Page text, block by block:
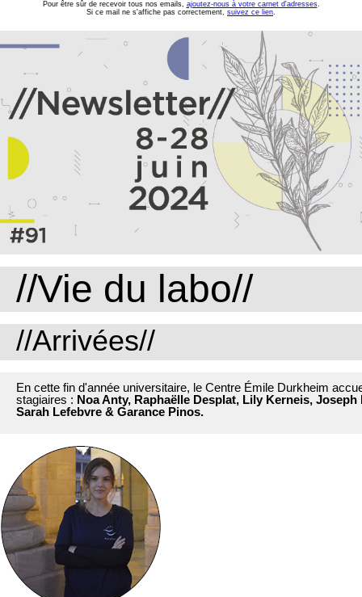
Pour être sûr de recevoir tous nos emails, ajoutez-nous à votre carnet d'adresses.
Si ce mail ne s'affiche pas correctement, suivez ce lien.
//Vie du labo//
//Arrivées//
En cette fin d'année universitaire, le Centre Émile Durkheim
stagiaires : Noa Anty, Raphaëlle Desplat, Lily Kerneis, Joseph
Sarah Lefebvre & Garance Pinos.